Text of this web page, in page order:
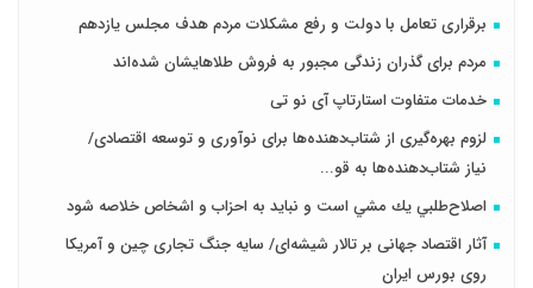
برقراری تعامل با دولت و رفع مشکلات مردم هدف مجلس‌ یازدهم
مردم برای گذران زندگی مجبور به فروش طلاهایشان شده‌اند
خدمات متفاوت استارتاپ آی نو تی
لزوم بهره‌گیری از شتاب‌دهنده‌ها برای نوآوری و توسعه اقتصادی/
نیاز شتاب‌دهنده‌ها به قو...
اصلاح‌طلبي يك مشي است و نبايد به احزاب و اشخاص خلاصه شود
آثار اقتصاد جهانی بر تالار شیشه‌ای/ سایه جنگ تجاری چین و آمریکا
روی بورس ایران